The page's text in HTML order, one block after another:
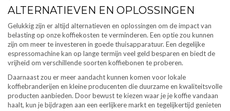
ALTERNATIEVEN EN OPLOSSINGEN
Gelukkig zijn er altijd alternatieven en oplossingen om de impact van
belasting op onze koffiekosten te verminderen. Een optie zou kunnen
zijn om meer te investeren in goede thuisapparatuur. Een degelijke
espressomachine kan op lange termijn veel geld besparen en biedt de
vrijheid om verschillende soorten koffiebonen te proberen.
Daarnaast zou er meer aandacht kunnen komen voor lokale
koffiebranderijen en kleine producenten die duurzame en kwaliteitsvolle
producten aanbieden. Door bewust te kiezen waar je je koffie vandaan
haalt, kun je bijdragen aan een eerlijkere markt en tegelijkertijd genieten